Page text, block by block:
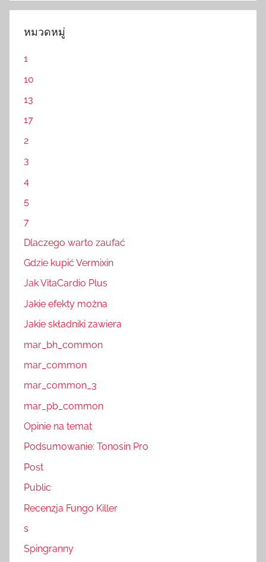
หมวดหมู่
1
10
13
17
2
3
4
5
7
Dlaczego warto zaufać
Gdzie kupić Vermixin
Jak VitaCardio Plus
Jakie efekty można
Jakie składniki zawiera
mar_bh_common
mar_common
mar_common_3
mar_pb_common
Opinie na temat
Podsumowanie: Tonosin Pro
Post
Public
Recenzja Fungo Killer
s
Spingranny